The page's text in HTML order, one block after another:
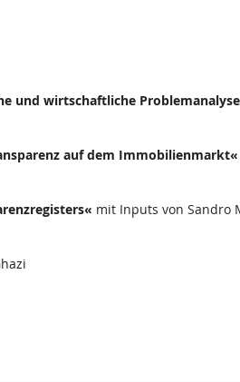
und wirtschaftliche
auf dem Immobilienmarkt«
mit Inputs von Sandro